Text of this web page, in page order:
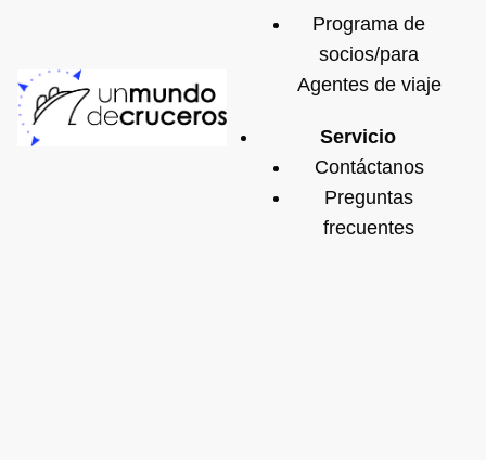
Programa de
socios/para
Agentes de viaje
Servicio
Contáctanos
Preguntas
frecuentes